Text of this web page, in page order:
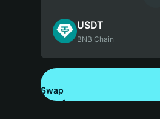
USDT
BNB Chain
Swap